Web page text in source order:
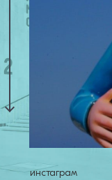
инстаграм